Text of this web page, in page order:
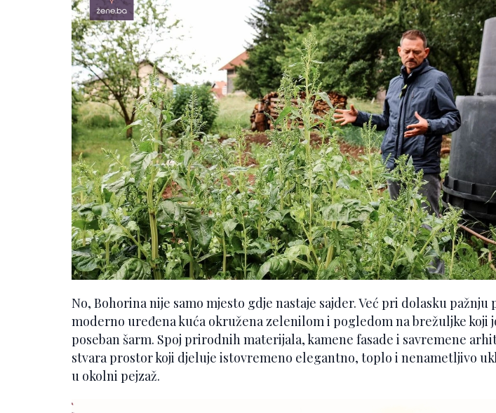
No, Bohorina nije samo mjesto gdje nastaje sajder. Već pri dolasku pažnju
moderno uređena kuća okružena zelenilom i pogledom na brežuljke koji
poseban šarm. Spoj prirodnih materijala, kamene fasade i savremene
stvara prostor koji djeluje istovremeno elegantno, toplo i nenametljivo
u okolni pejzaž.